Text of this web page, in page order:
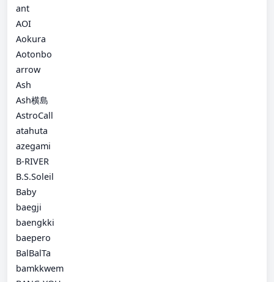
ant
AOI
Aokura
Aotonbo
arrow
Ash
Ash横島
AstroCall
atahuta
azegami
B-RIVER
B.S.Soleil
Baby
baegji
baengkki
baepero
BalBalTa
bamkkwem